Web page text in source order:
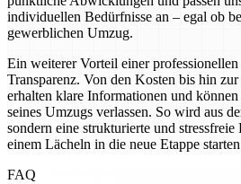
individuellen Bedürfnisse an – egal ob
gewerblichen Umzug.
Ein weiterer Vorteil einer
Transparenz. Von den Kosten bis hin
erhalten klare Informationen und
seines Umzugs verlassen. So wird aus
sondern eine strukturierte und
einem Lächeln in die neue Etappe starten
FAQ